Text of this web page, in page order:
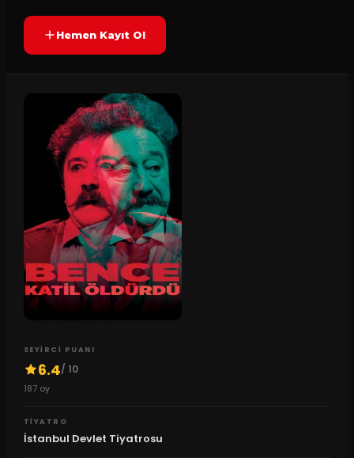
Hemen Kayıt Ol
SEYIRCI PUANI
6.4/ 10
187oy
TIYATRO
İstanbul Devlet Tiyatrosu